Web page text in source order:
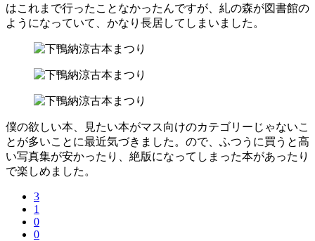
はこれまで行ったことなかったんですが、糺の森が図書館の
ようになっていて、かなり長居してしまいました。
僕の欲しい本、見たい本がマス向けのカテゴリーじゃないこ
とが多いことに最近気づきました。ので、ふつうに買うと高
い写真集が安かったり、絶版になってしまった本があったり
で楽しめました。
3
1
0
0